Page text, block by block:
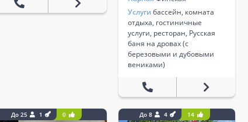
Услуги бассейн, комната
отдыха, гостиничные
услуги, ресторан, Русская
баня на дровах (с
березовыми и дубовыми
вениками)
До 25 1 0 До 8 4 14